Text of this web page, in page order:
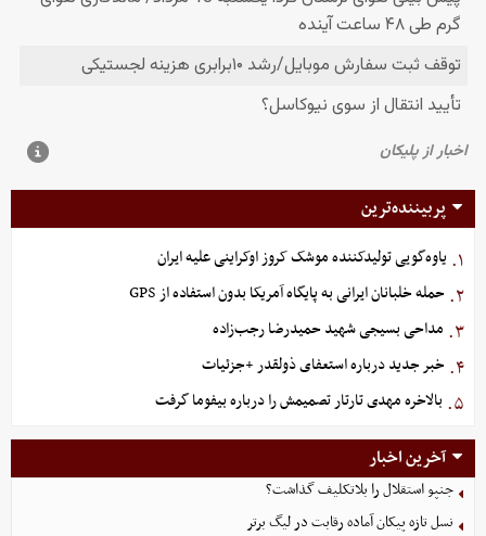
پربیننده‌ترین
۱. یاوه‌گویی تولیدکننده موشک کروز اوکراینی علیه ایران
۲. حمله خلبانان ایرانی به پایگاه آمریکا بدون استفاده از GPS
۳. مداحی بسیجی شهید حمیدرضا رجب‌زاده
۴. خبر جدید درباره استعفای ذولقدر +جزئیات
۵. بالاخره مهدی تارتار تصمیمش را درباره بیفوما گرفت
آخرین اخبار
جنپو استقلال را بلاتکلیف گذاشت؟
نسل تازه پیکان آماده رقابت در لیگ برتر